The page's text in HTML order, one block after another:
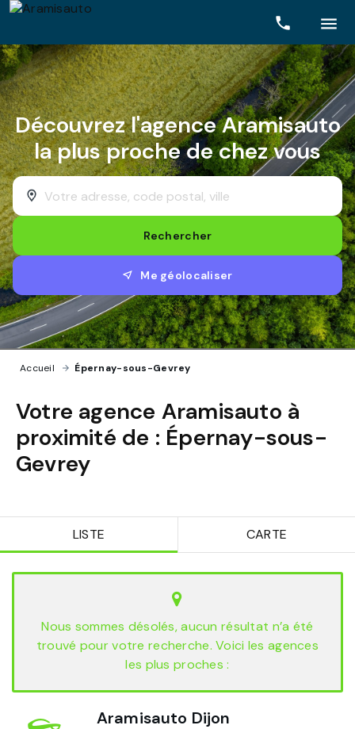
Accueil › Épernay-sous-Gevrey
Rechercher
Votre agence Aramisauto à
proximité de : Épernay-sous-
Gevrey
LISTE CARTE
Nous sommes désolés, aucun résultat n’a été
trouvé pour votre recherche. Voici les agences
les plus proches :
Aramisauto Dijon